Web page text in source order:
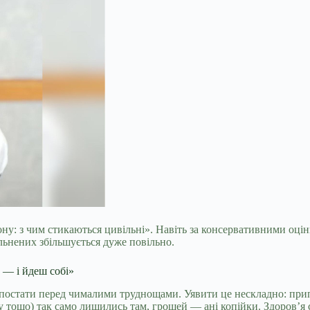
з чим стикаються цивільні». Навіть за консервативними
збільшується дуже повільно.
і йдеш собі»
перед чималими труднощами. Уявити це нескладно:
тощо) так само лишились там, грошей — ані копійки.